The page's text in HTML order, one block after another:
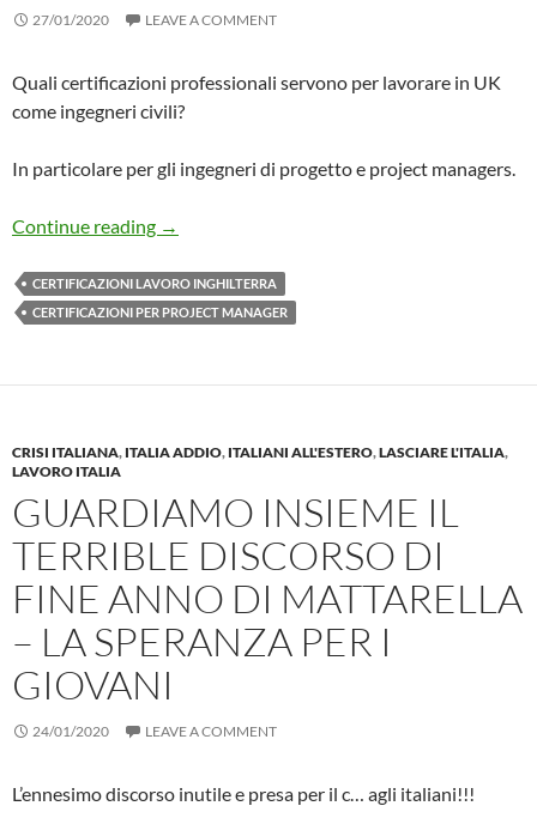
27/01/2020 LEAVE A COMMENT
Quali certificazioni professionali servono per lavorare in UK
come ingegneri civili?
In particolare per gli ingegneri di progetto e project managers.
Continue reading Certificazioni per INGEGNERI CIVILI e
→
CERTIFICAZIONI LAVORO INGHILTERRA
CERTIFICAZIONI PER PROJECT MANAGER
CRISI ITALIANA, ITALIA ADDIO, ITALIANI ALL'ESTERO,LASCIARE L'ITALIA,
LAVORO ITALIA
GUARDIAMO INSIEME IL
TERRIBLE DISCORSO DI
FINE ANNO DI MATTARELLA
– LA SPERANZA PER I
GIOVANI
24/01/2020 LEAVE A COMMENT
L’ennesimo discorso inutile e presa per il c… agli italiani!!!